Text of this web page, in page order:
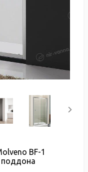
BF-1
поддона